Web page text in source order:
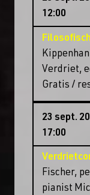
12:00
Verdriet,
Gratis /
23 sept.
17:00
Fischer,
pianist